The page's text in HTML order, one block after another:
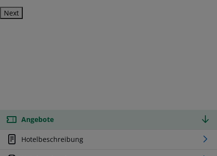
Next
Angebote
Hotelbeschreibung